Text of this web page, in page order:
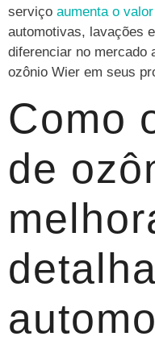
serviço aumenta o
automotivas, lavações
diferenciar no mercado
ozônio Wier em seus
Como
de